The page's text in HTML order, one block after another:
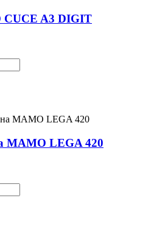
CUCE A3 DIGIT
MAMO LEGA 420